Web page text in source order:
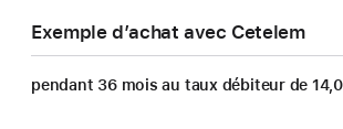
Exemple d’achat avec Cetelem
pendant 36 mois au taux débiteur de